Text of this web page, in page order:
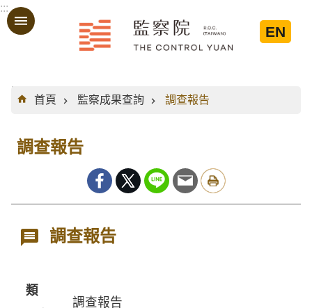
跳到主要內容區塊
:::
EN
:::
首頁
監察成果查詢 調查報告
調查報告
調查報告
類
調查報告